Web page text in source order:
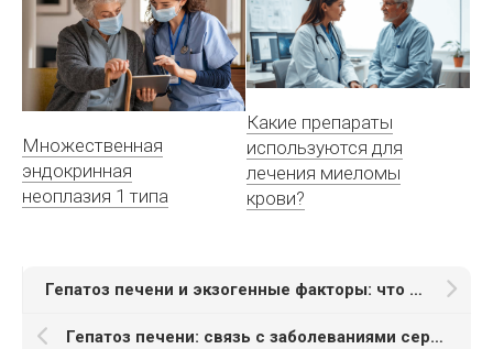
Множественная
эндокринная
неоплазия 1 типа
Какие препараты
используются для
лечения миеломы
крови?
Гепатоз печени и экзогенные факторы: что нужно знать
Гепатоз печени: связь с заболеваниями сердца